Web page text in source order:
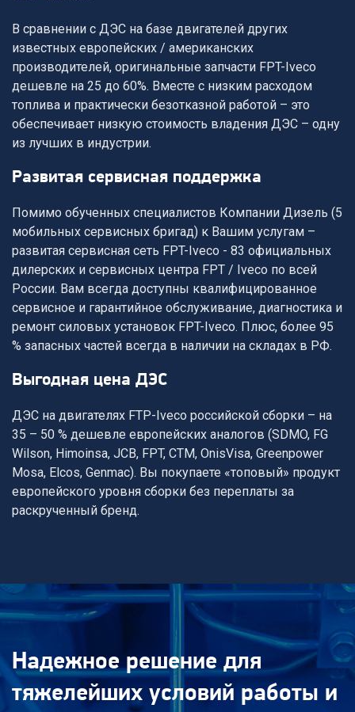
В сравнении с ДЭС на базе двигателей других
известных европейских / американских
производителей, оригинальные запчасти FPT-Iveco
дешевле на 25 до 60%. Вместе с низким расходом
топлива и практически безотказной работой – это
обеспечивает низкую стоимость владения ДЭС – одну
из лучших в индустрии.
развитая сервисная поддержка
Помимо обученных специалистов Компании Дизель (5
мобильных сервисных бригад) к Вашим услугам –
развитая сервисная сеть FPT-Iveco - 83 официальных
дилерских и сервисных центра FPT / Iveco по всей
России. Вам всегда доступны квалифицированное
сервисное и гарантийное обслуживание, диагностика и
ремонт силовых установок FPT-Iveco. Плюс, более 95
% запасных частей всегда в наличии на складах в РФ.
выгодная цена ДЭС
ДЭС на двигателях FTP-Iveco российской сборки – на
35 – 50 % дешевле европейских аналогов (SDMO, FG
Wilson, Himoinsa, JCB, FPT, CTM, OnisVisa, Greenpower
Mosa, Elcos, Genmac). Вы покупаете «топовый» продукт
европейского уровня сборки без переплаты за
раскрученный бренд.
Надежное решение для
тяжелейших условий работы и